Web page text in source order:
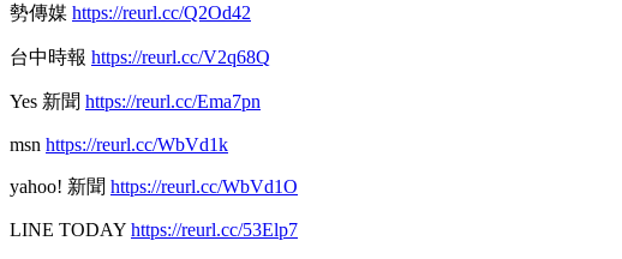
勢傳媒 https://reurl.cc/Q2Od42
台中時報 https://reurl.cc/V2q68Q
Yes 新聞 https://reurl.cc/Ema7pn
msn https://reurl.cc/WbVd1k
yahoo! 新聞 https://reurl.cc/WbVd1O
LINE TODAY https://reurl.cc/53Elp7